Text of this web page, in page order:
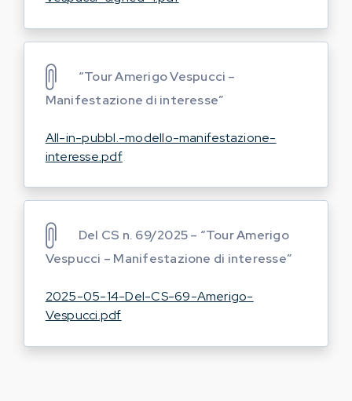
“Tour Amerigo Vespucci –
Manifestazione di interesse”
All-in-pubbl.-modello-manifestazione-
interesse.pdf
Del CS n. 69/2025 – “Tour Amerigo
Vespucci – Manifestazione di interesse”
2025-05-14-Del-CS-69-Amerigo-
Vespucci.pdf